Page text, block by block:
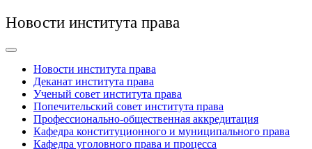
Новости института права
Новости института права
Деканат института права
Ученый совет института права
Попечительский совет института права
Профессионально-общественная аккредитация
Кафедра конституционного и муниципального права
Кафедра уголовного права и процесса